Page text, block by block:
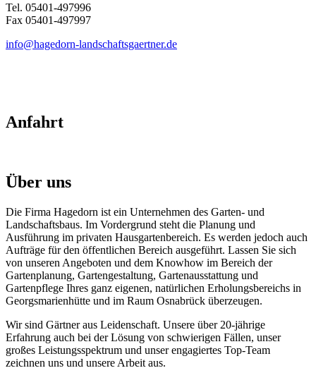
Tel. 05401-497996
Fax 05401-497997
info@hagedorn-landschaftsgaertner.de
Anfahrt
Über uns
Die Firma Hagedorn ist ein Unternehmen des Garten- und
Landschaftsbaus. Im Vordergrund steht die Planung und
Ausführung im privaten Hausgartenbereich. Es werden jedoch auch
Aufträge für den öffentlichen Bereich ausgeführt. Lassen Sie sich
von unseren Angeboten und dem Knowhow im Bereich der
Gartenplanung, Gartengestaltung, Gartenausstattung und
Gartenpflege Ihres ganz eigenen, natürlichen Erholungsbereichs in
Georgsmarienhütte und im Raum Osnabrück überzeugen.
Wir sind Gärtner aus Leidenschaft. Unsere über 20-jährige
Erfahrung auch bei der Lösung von schwierigen Fällen, unser
großes Leistungsspektrum und unser engagiertes Top-Team
zeichnen uns und unsere Arbeit aus.